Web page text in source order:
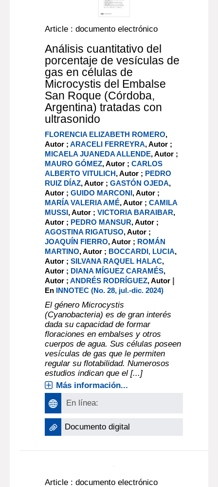
Article : documento electrónico
Análisis cuantitativo del
porcentaje de vesículas de
gas en células de
Microcystis del Embalse
San Roque (Córdoba,
Argentina) tratadas con
ultrasonido
FLORENCIA ELIZABETH ROMERO,
Autor ;ARACELI FERREYRA, Autor ;
MICAELA JUANEDA ALLENDE, Autor ;
MAURO GÓMEZ, Autor ;CARLOS
ALBERTO VITULICH, Autor ; PEDRO
RUIZ DÍAZ, Autor ;GASTÓN OJEDA,
Autor ;GUIDO MARCONI, Autor ;
MARÍA VALERIA AMÉ, Autor ;CAMILA
MUSSI, Autor ;VICTORIA BARAIBAR,
Autor ; PEDRO MANSUR, Autor ;
AGOSTINA RIGATUSO, Autor ;
JOAQUÍN FIERRO, Autor ; ROMÁN
MARTINO, Autor ; BOCCARDI, LUCIA,
Autor ;SILVANA RAQUEL HALAC,
Autor ; DIANA MÍGUEZ CARAMÉS,
Autor ;ANDRÉS RODRÍGUEZ, Autor |
En INNOTEC (No. 28, jul.-dic. 2024)
El género Microcystis
(Cyanobacteria) es de gran interés
dada su capacidad de formar
floraciones en embalses y otros
cuerpos de agua. Sus células poseen
vesículas de gas que le permiten
regular su flotabilidad. Numerosos
estudios indican que el [...]
Más información...
En línea:
Documento digital